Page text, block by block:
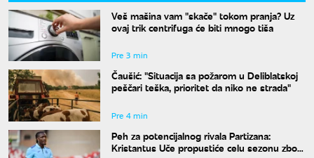
Veš mašina vam "skače" tokom pranja? Uz
ovaj trik centrifuga će biti mnogo tiša
Pre 3 min
Čaušić: "Situacija sa požarom u Deliblatskoj
peščari teška, prioritet da niko ne strada"
Pre 4 min
Peh za potencijalnog rivala Partizana:
Kristantus Uče propustiće celu sezonu zbog